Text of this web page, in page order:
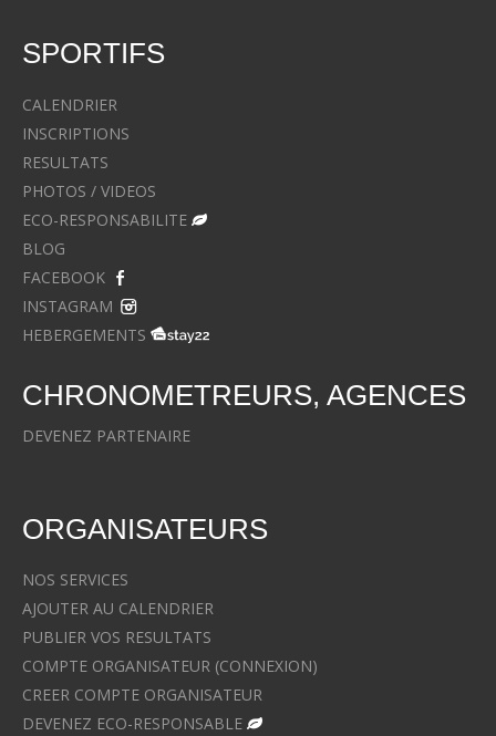
SPORTIFS
CALENDRIER
INSCRIPTIONS
RESULTATS
PHOTOS / VIDEOS
ECO-RESPONSABILITE
BLOG
FACEBOOK
INSTAGRAM
HEBERGEMENTS
CHRONOMETREURS, AGENCES
DEVENEZ PARTENAIRE
ORGANISATEURS
NOS SERVICES
AJOUTER AU CALENDRIER
PUBLIER VOS RESULTATS
COMPTE ORGANISATEUR (CONNEXION)
CREER COMPTE ORGANISATEUR
DEVENEZ ECO-RESPONSABLE